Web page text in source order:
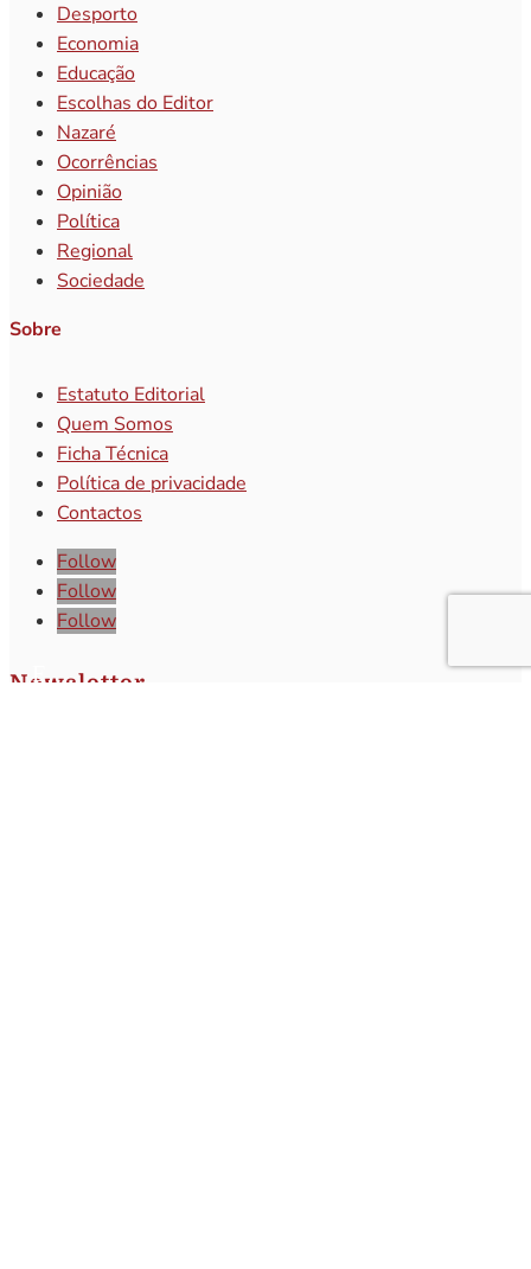
Desporto
Economia
Educação
Escolhas do Editor
Nazaré
Ocorrências
Opinião
Política
Regional
Sociedade
Sobre
Estatuto Editorial
Quem Somos
Ficha Técnica
Política de privacidade
Contactos
Follow
Follow
Follow
Newsletter